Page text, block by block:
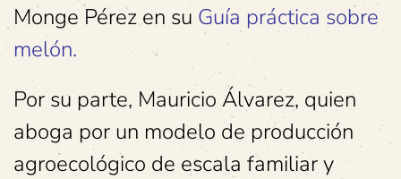
Monge Pérez en su Guía práctica sobre
melón.
Por su parte, Mauricio Álvarez, quien
aboga por un modelo de producción
agroecológico de escala familiar y